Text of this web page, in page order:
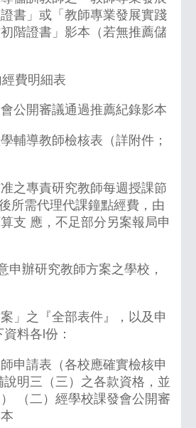
書」或「教師專業發展實踐
階證書」影本（若無推薦儲
經費明細表
會公開審議通過推薦紀錄影本
輔導教師檢核表（詳附件；
之專責研究教師每週授課節
所需代理代課鐘點經費，由
支 應，不足部分另案報局申
申辦研究教師方案之學校，
」之『全部表件』，以及申
料各l份：
申請表（各校應確實檢核申
明三（三）之各款資格，並
（二）經學校課發會公開審